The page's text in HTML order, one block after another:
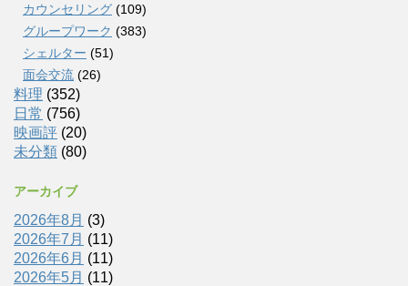
カウンセリング (109)
グループワーク (383)
シェルター (51)
面会交流 (26)
料理 (352)
日常 (756)
映画評 (20)
未分類 (80)
アーカイブ
2026年8月 (3)
2026年7月 (11)
2026年6月 (11)
2026年5月 (11)